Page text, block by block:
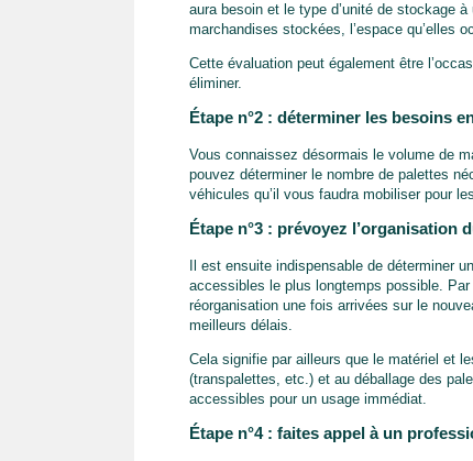
aura besoin et le type d’unité de stockage
marchandises stockées, l’espace qu’elles
Cette évaluation peut également être
éliminer.
Étape n°2 : déterminer les besoins
Vous connaissez désormais le volume de
pouvez déterminer le nombre de palettes
véhicules qu’il vous faudra mobiliser pour
Étape n°3 : prévoyez l’organisation
Il est ensuite indispensable de déterminer
accessibles le plus longtemps possible.
réorganisation une fois arrivées sur le
meilleurs délais.
Cela signifie par ailleurs que le matériel et
(transpalettes, etc.) et au déballage des
accessibles pour un usage immédiat.
Étape n°4 : faites appel à un